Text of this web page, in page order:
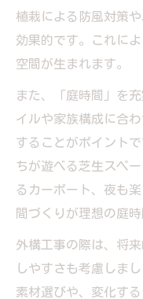
植栽による防風対策
効果的です。これに
空間が生まれます。
また、「庭時間」を
イルや家族構成に合
することがポイント
ちが遊べる芝生スペ
るカーポート、夜も
間づくりが理想の庭
外構工事の際は、将
しやすさも考慮しま
素材選びや、変化す